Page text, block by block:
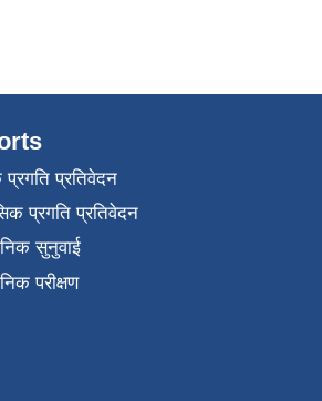
प्रगति प्रतिवेदन
प्रगति प्रतिवेदन
सुनुवाई
परीक्षण